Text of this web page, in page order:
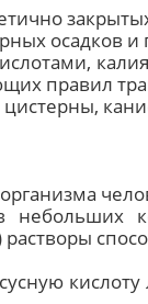
осадков
правил
небольших